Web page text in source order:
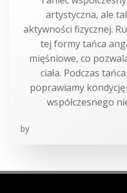
artystyczna, ale
aktywności fizycznej.
tej formy tańca
mięśniowe, co
ciała. Podczas
poprawiamy
współczesnego
by